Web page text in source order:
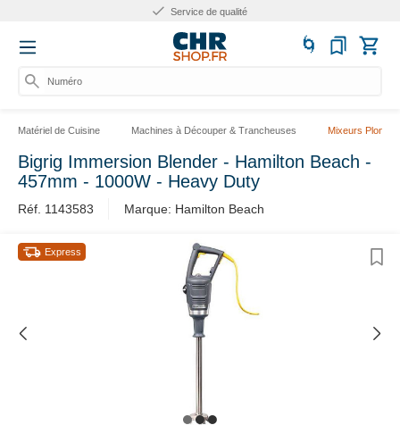
Service de qualité
Numéro d'
Matériel de Cuisine Machines à Découper & Trancheuses Mixeurs
Bigrig Immersion Blender - Hamilton Beach -
457mm - 1000W - Heavy Duty
Réf. 1143583 Marque: Hamilton Beach
Express